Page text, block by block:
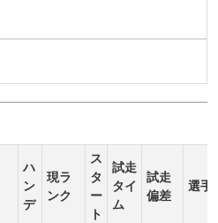
ハ
ン
デ
現ラ
ンク
ス
タ
ー
ト
試走
タイ
ム
試走
偏差
選手